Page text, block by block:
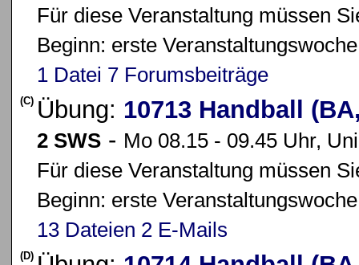
Für diese Veranstaltung müssen
Beginn: erste Veranstaltungswoche
1 Datei 7 Forumsbeiträge
(C) Übung: 10713 Handball
2 SWS - Mo 08.15 - 09.45 Uhr,
Für diese Veranstaltung müssen
Beginn: erste Veranstaltungswoche
13 Dateien 2 E-Mails
(D)